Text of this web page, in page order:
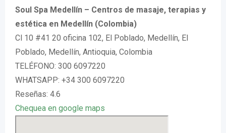
Soul Spa Medellín – Centros de masaje, terapias y
estética en Medellín (Colombia)
Cl 10 #41 20 oficina 102, El Poblado, Medellín, El
Poblado, Medellín, Antioquia, Colombia
TELÉFONO: 300 6097220
WHATSAPP: +34 300 6097220
Reseñas: 4.6
Chequea en google maps